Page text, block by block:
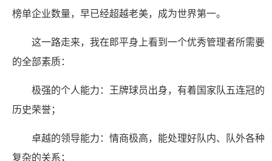
榜单企业数量，早已经超越老美，成为世界第一。
这一路走来，我在郎平身上看到一个优秀管理者所需要
的全部素质：
极强的个人能力：王牌球员出身，有着国家队五连冠的
历史荣誉；
卓越的领导能力：情商极高，能处理好队内、队外各种
复杂的关系；